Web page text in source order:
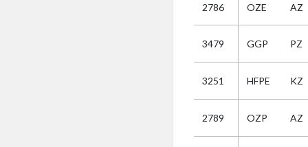
2786 OZE AZ
3479 GGP PZ
3251 HFPE KZ
2789 OZP AZ